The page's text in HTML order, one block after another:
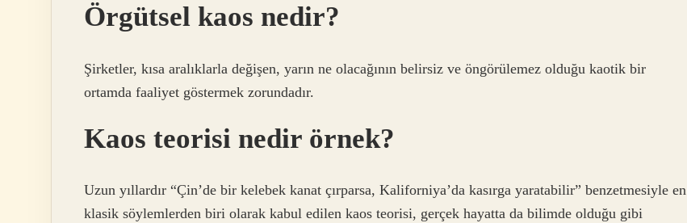
Örgütsel kaos nedir?
Şirketler, kısa aralıklarla değişen, yarın ne olacağının belirsiz ve öngörülemez olduğu kaotik bir
ortamda faaliyet göstermek zorundadır.
Kaos teorisi nedir örnek?
Uzun yıllardır “Çin’de bir kelebek kanat çırparsa, Kaliforniya’da kasırga yaratabilir” benzetmesiyle en
klasik söylemlerden biri olarak kabul edilen kaos teorisi, gerçek hayatta da bilimde olduğu gibi